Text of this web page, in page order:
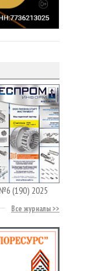
№6 (190) 2025
Все журналы